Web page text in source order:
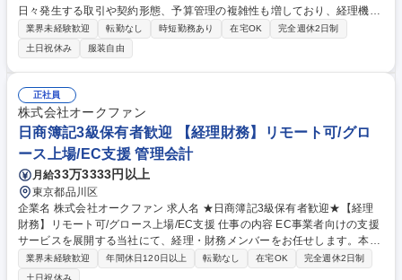
日々発生する取引や契約形態、予算管理の複雑性も増しており、経理機能
の強化が急務となっています。国の研究プロジェクト等、一般的な事業会
社とは異なる会計処理や予算管理が求められるます。 ・日次・月次・年次
の経理業務・仕訳入力、伝票処理、請求書管理 ・支払処理、入出金管理・
月次・年次決算業務・税務対応、納税関連業務 ・経費精算対応・会計ソフ
トの運用管理・顧問税理士、監査法人など外部専門家との連携・新規事業
や新たな取引発生時の会計処理整理 ・社内メンバーへのヒアリング、取引
内容の整理 ・各種プロジェクトの予算・会計管理サポート 募集職種 【経
理】財務・経理スタッフ～先端技術の社会連携に係わる～サポート業務
業界未経験歓迎 転勤なし 時短勤務あり 在宅OK
完全週休2日制
土日祝休み
服装自由
正社員
株式会社オークファン
日商簿記3級保有者歓迎 【経理財務】リモート可/グロ
ース上場/EC支援 管理会計
月給33万3333円以上
東京都品川区
企業名 株式会社オークファン 求人名 ★日商簿記3級保有者歓迎★【経理
財務】リモート可/グロース上場/EC支援 仕事の内容 EC事業者向けの支援
サービスを展開する当社にて、経理・財務メンバーをお任せします。本社
の決算などの経理業務を中心に、資金調達等の財務や開示資料作成まで幅
広く担うポジションです。 ■本社・グループの月次・年次決算、仕訳入力
業界未経験歓迎 年間休日120日以上 転勤なし 在宅OK
完全週休2日制
土日祝休み